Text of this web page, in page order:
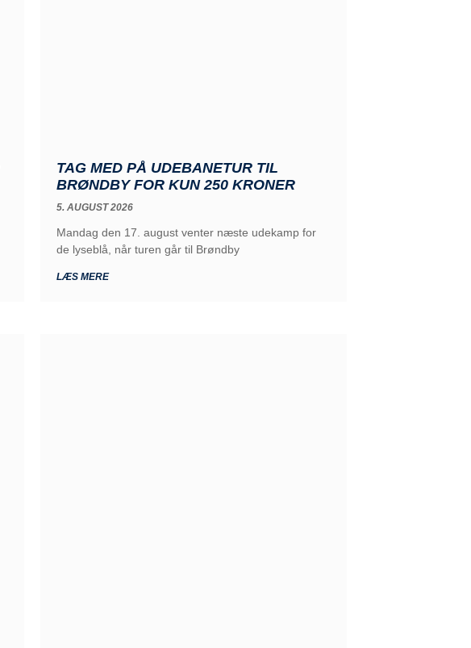
TAG MED PÅ UDEBANETUR TIL
BRØNDBY FOR KUN 250 KRONER
5. AUGUST 2026
Mandag den 17. august venter næste udekamp for
de lyseblå, når turen går til Brøndby
LÆS MERE